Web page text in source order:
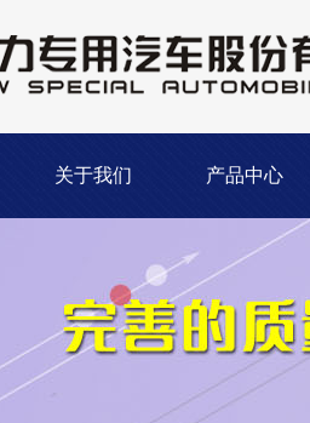
关于我们 产品中心